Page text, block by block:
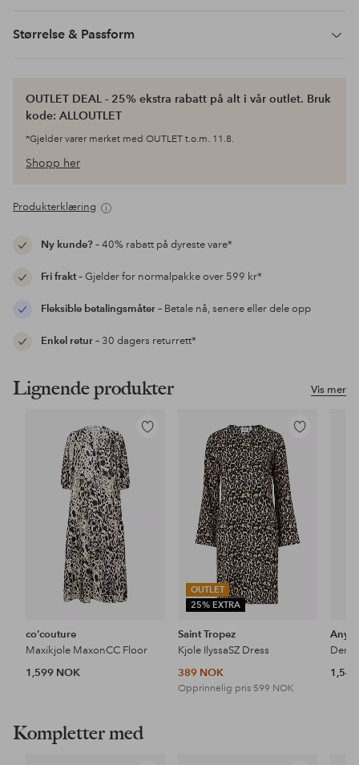
Størrelse & Passform
OUTLET DEAL - 25% ekstra rabatt på alt i vår outlet. Bruk
kode: ALLOUTLET
*Gjelder varer merket med OUTLET t.o.m. 11.8.
Shopp her
Produkterklæring
Ny kunde?– 40% rabatt på dyreste vare*
Fri frakt– Gjelder for normalpakke over 599 kr*
Fleksible betalingsmåter– Betale nå, senere eller dele opp
Enkel retur– 30 dagers returrett*
Vis mer
Lignende produkter
Legg
co’couture
Maxikjole MaxonCC Floor
1,599 NOK
OUTLET
25% EXTRA
Legg
Saint Tropez
Kjole IlyssaSZ Dress
389 NOK
Opprinnelig pris 599 NOK
Kompletter med